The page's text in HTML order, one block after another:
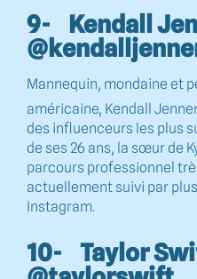
9- Kendall
Mannequin, mondaine et
américaine, Kendall
des influenceurs les plus
de ses 26 ans, la sœur de
parcours professionnel
actuellement suivi par
Instagram.
10- Taylor